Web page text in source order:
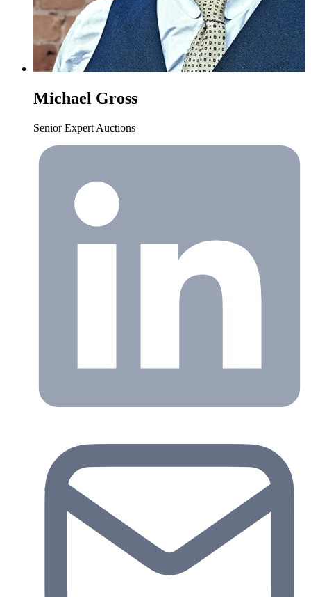
Michael Gross
Senior Expert Auctions